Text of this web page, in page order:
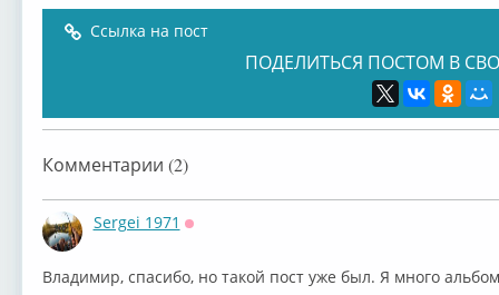
Ссылка на пост
ПОДЕЛИТЬСЯ ПОСТОМ В
Комментарии (2)
Sergei 1971
Владимир, спасибо, но такой пост уже был. Я много